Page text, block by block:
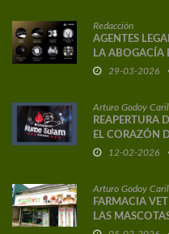
Redacción
AGENTES
LA ABOGACÍA
29-03-2026
Arturo Godoy
REAPERTURA
EL CORAZÓN
12-02-2026
Arturo Godoy
FARMACIA
LAS